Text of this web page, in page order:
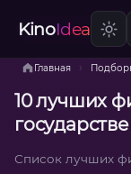
KinoIdea
Главная ›
10 лучших
Список лучших